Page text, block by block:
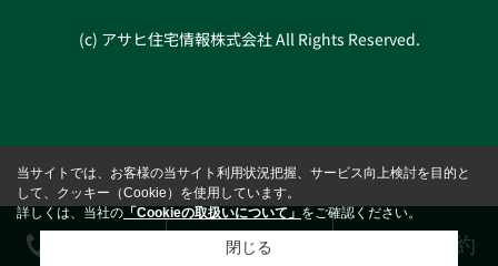
(c) アサヒ住宅情報株式会社 All Rights Reserved.
お問合せ 来店予約
当サイトでは、お客様の当サイト利用状況把握、サービス向上検討を目的と
して、クッキー（Cookie）を使用しています。
詳しくは、当社の 「Cookieの取扱いについて」 をご確認ください。
閉じる